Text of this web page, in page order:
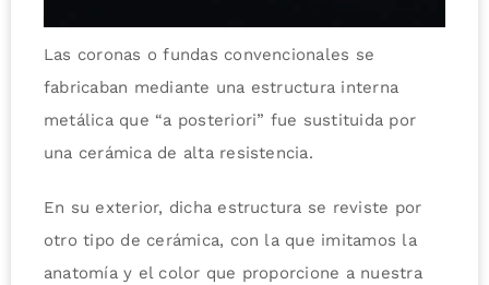
Las coronas o fundas convencionales se
fabricaban mediante una estructura interna
metálica que “a posteriori” fue sustituida por
una cerámica de alta resistencia.
En su exterior, dicha estructura se reviste por
otro tipo de cerámica, con la que imitamos la
anatomía y el color que proporcione a nuestra